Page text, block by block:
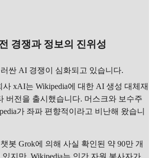
경쟁과 정보의 진위성
싼 AI 경쟁이 심화되고 있습니다.
xAI는 Wikipedia에 대한 AI 생성 대체재
버전을 출시했습니다. 머스크와 보수주
가 좌파 편향적이라고 비난해 왔습니
봇 Grok에 의해 사실 확인된 약 90만 개
지만, Wikipedia는 인간 자원 봉사자가